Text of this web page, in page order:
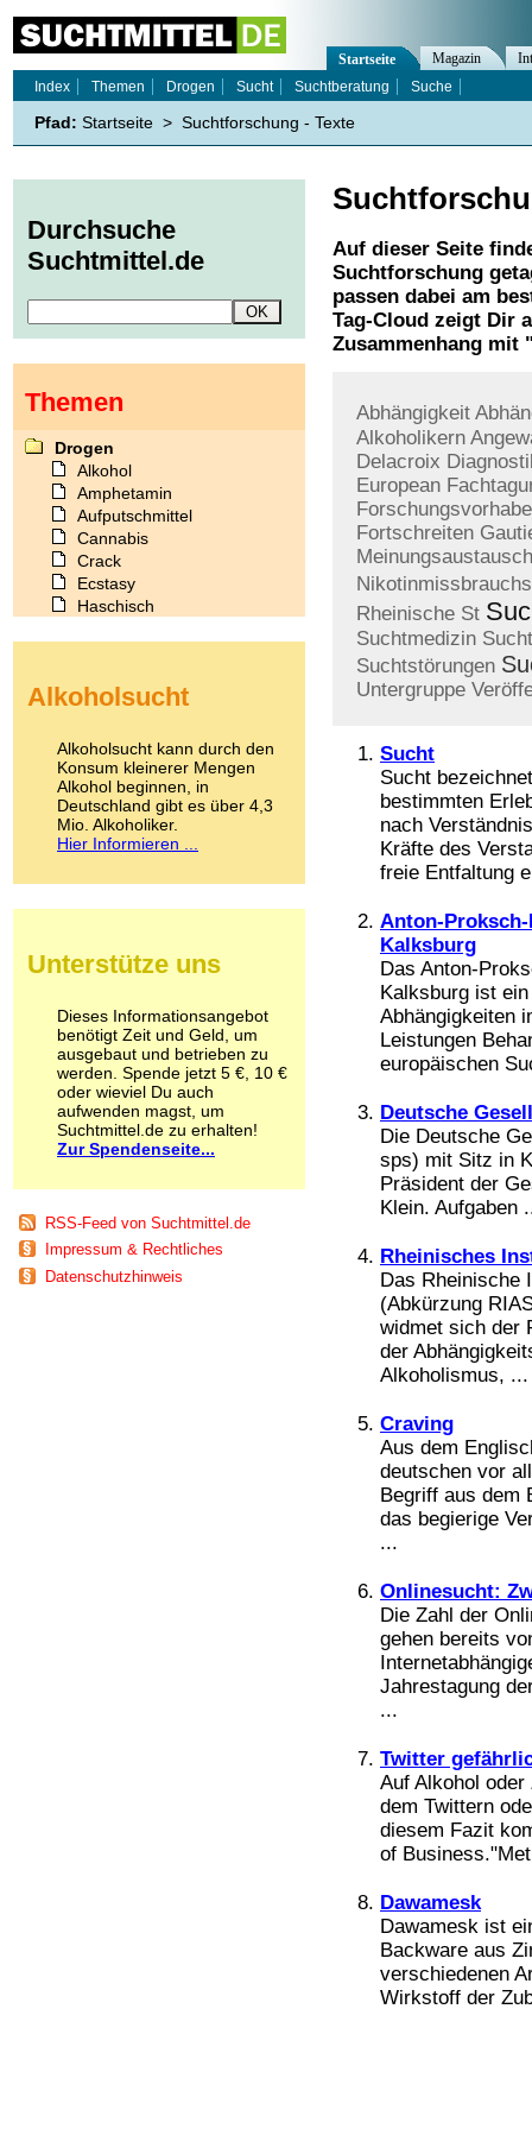
Auf dieser Seite
Suchtforschung
passen dabei am
Tag-Cloud zeigt Dir
Zusammenhang mit
Abhängigkeit
Alkoholikern
Delacroix
European
Fortschreiten
Meinungsaustausch
Nikotinmissbrauchs
Rheinische St
Suchtmedizin
Suchtstörungen
Untergruppe
Sucht
Sucht
bestimmten
nach
Kräfte des
freie Entfaltung
Anton-
Kalksburg
Das Anton-
Kalksburg ist
Abhängigkeiten
Leistungen
europäischen
Deutsche
Die Deutsche
sps) mit Sitz in
Präsident der
Klein. Aufgaben
Rheinisches
Das Rheinische
(Abkürzung
widmet sich der
der
Alkoholismus, ...
Craving
Aus dem
deutschen vor
Begriff aus dem
das begierige
...
Onlinesucht:
Die Zahl der
gehen bereits
Jahrestagung
...
Twitter
Auf Alkohol
dem Twittern
diesem Fazit
of
Dawamesk
Dawamesk ist
Backware aus
verschiedenen
Wirkstoff der
Startseite Magazin
Index
Themen Drogen Sucht Suchtberatung Suche
Pfad: Startseite > Suchtforschung - Texte
Durchsuche
Suchtmittel.de
Themen
Drogen
Alkohol
Amphetamin
Aufputschmittel
Cannabis
Crack
Ecstasy
Haschisch
Kokain
LSD
Marihuana
Medikamente
Meskalin
Metamphetamin
Methadon
Pilze
Psychopharmaka
Schlafmittel
Schmerzmittel
Schnüffelstoffe
Spice
Sucht / Süchte
Alkoholsucht
Co-Abhängigkeit
Computersucht
Ess-Brechsucht
Essstörungen
Fernsehsucht
Alkoholsucht
Alkoholsucht kann durch den
Konsum kleinerer Mengen
Alkohol beginnen, in
Deutschland gibt es über 4,3
Mio. Alkoholiker.
Hier Informieren ...
Unterstütze uns
Dieses Informationsangebot
benötigt Zeit und Geld, um
ausgebaut und betrieben zu
werden. Spende jetzt 5 €, 10 €
oder wieviel Du auch
aufwenden magst, um
Suchtmittel.de zu erhalten!
Zur Spendenseite...
RSS-Feed von Suchtmittel.de
Impressum & Rechtliches
Datenschutzhinweis